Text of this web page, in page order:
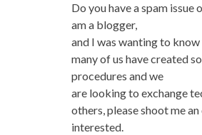
Do you have a spam issue
am a blogger,
and I was wanting to
many of us have created
procedures and we
are looking to exchange
others, please shoot me
interested.